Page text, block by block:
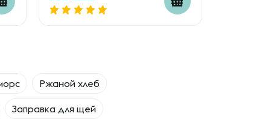
Ржаной хлеб
Заправка для щей